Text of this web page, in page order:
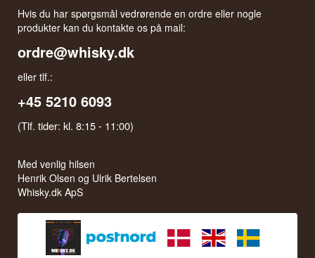
Hvis du har spørgsmål vedrørende en ordre eller nogle
produkter kan du kontakte os på mail:
ordre@whisky.dk
eller tlf.:
+45 5210 6093
(Tlf. tider: kl. 8:15 - 11:00)
Med venlig hilsen
Henrik Olsen og Ulrik Bertelsen
Whisky.dk ApS